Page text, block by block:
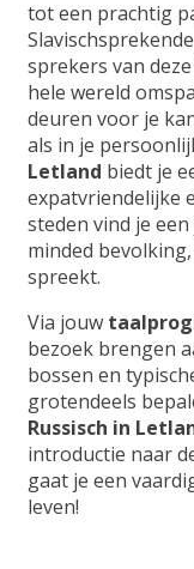
tot een prachtig
sprekers van
hele wereld
deuren voor je
als in je
Letland biedt je
expatvriendelijke
steden vind je
minded
spreekt.
Via jouw
bezoek brengen
bossen en
grotendeels
Russisch in
introductie naar
gaat je een
leven!